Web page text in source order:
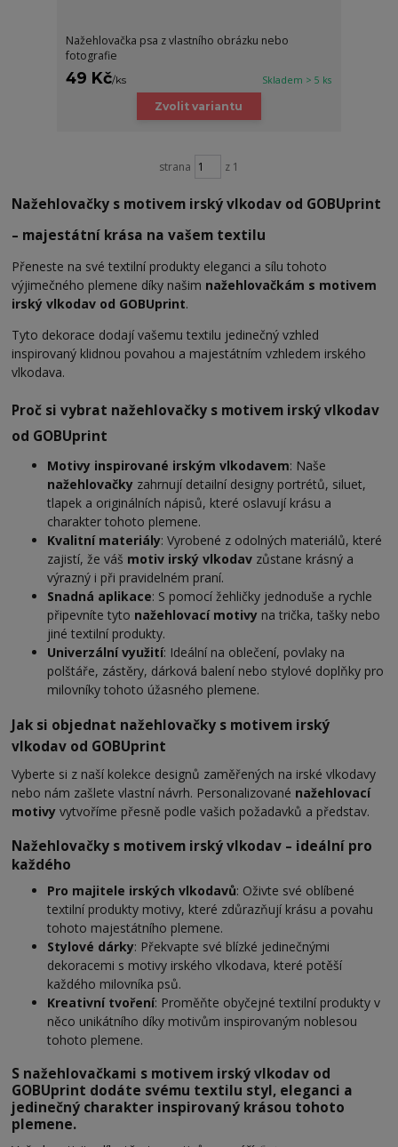
Nažehlovačka psa z vlastního obrázku nebo
fotografie
49 Kč/ks Skladem > 5 ks
Zvolit variantu
strana z 1
Nažehlovačky s motivem irský vlkodav od GOBUprint
– majestátní krása na vašem textilu
Přeneste na své textilní produkty eleganci a sílu tohoto
výjimečného plemene díky našim nažehlovačkám s motivem
irský vlkodav od GOBUprint.
Tyto dekorace dodají vašemu textilu jedinečný vzhled
inspirovaný klidnou povahou a majestátním vzhledem irského
vlkodava.
Proč si vybrat nažehlovačky s motivem irský vlkodav
od GOBUprint
Motivy inspirované irským vlkodavem: Naše
nažehlovačky zahrnují detailní designy portrétů, siluet,
tlapek a originálních nápisů, které oslavují krásu a
charakter tohoto plemene.
Kvalitní materiály: Vyrobené z odolných materiálů, které
zajistí, že váš motiv irský vlkodav zůstane krásný a
výrazný i při pravidelném praní.
Snadná aplikace: S pomocí žehličky jednoduše a rychle
připevníte tyto nažehlovací motivy na trička, tašky nebo
jiné textilní produkty.
Univerzální využití: Ideální na oblečení, povlaky na
polštáře, zástěry, dárková balení nebo stylové doplňky pro
milovníky tohoto úžasného plemene.
Jak si objednat nažehlovačky s motivem irský
vlkodav od GOBUprint
Vyberte si z naší kolekce designů zaměřených na irské vlkodavy
nebo nám zašlete vlastní návrh. Personalizované nažehlovací
motivy vytvoříme přesně podle vašich požadavků a představ.
Nažehlovačky s motivem irský vlkodav – ideální pro
každého
Pro majitele irských vlkodavů: Oživte své oblíbené
textilní produkty motivy, které zdůrazňují krásu a povahu
tohoto majestátního plemene.
Stylové dárky: Překvapte své blízké jedinečnými
dekoracemi s motivy irského vlkodava, které potěší
každého milovníka psů.
Kreativní tvoření: Proměňte obyčejné textilní produkty v
něco unikátního díky motivům inspirovaným noblesou
tohoto plemene.
S nažehlovačkami s motivem irský vlkodav od
GOBUprint dodáte svému textilu styl, eleganci a
jedinečný charakter inspirovaný krásou tohoto
plemene.